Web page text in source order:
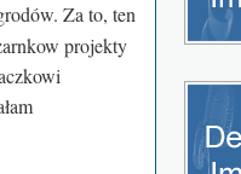
Za to, ten
projekty